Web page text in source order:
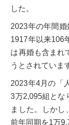
した。
2023年の年間婚
1917年以来106
は再婚も含まれ
うとされていま
2023年4月の「
3万2,095組とな
ました。しかし
前年同期を1万